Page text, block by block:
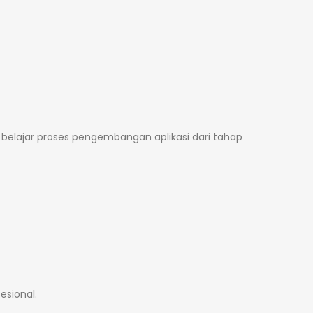
proses pengembangan aplikasi dari tahap